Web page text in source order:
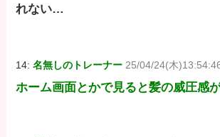
れない…
14:名無しのトレーナー 25/04/24(木
ホーム画面とかで見ると髪の威圧感